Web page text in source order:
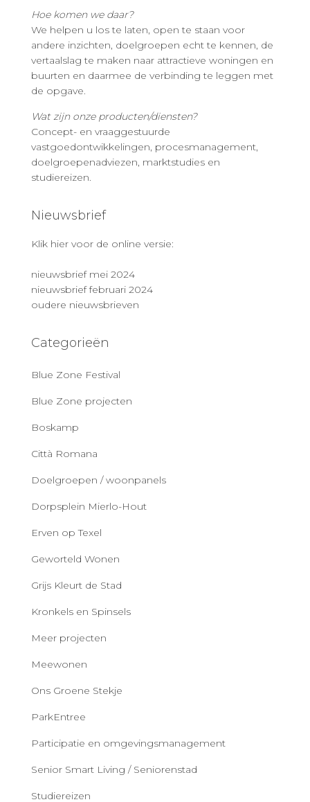
Hoe komen we daar?
We helpen u los te laten, open te staan voor
andere inzichten, doelgroepen echt te kennen, de
vertaalslag te maken naar attractieve woningen en
buurten en daarmee de verbinding te leggen met
de opgave.
Wat zijn onze producten/diensten?
Concept- en vraaggestuurde
vastgoedontwikkelingen, procesmanagement,
doelgroepenadviezen, marktstudies en
studiereizen.
Nieuwsbrief
Klik hier voor de online versie:
nieuwsbrief mei 2024
nieuwsbrief februari 2024
oudere nieuwsbrieven
Categorieën
Blue Zone Festival
Blue Zone projecten
Boskamp
Città Romana
Doelgroepen / woonpanels
Dorpsplein Mierlo-Hout
Erven op Texel
Geworteld Wonen
Grijs Kleurt de Stad
Kronkels en Spinsels
Meer projecten
Meewonen
Ons Groene Stekje
ParkEntree
Participatie en omgevingsmanagement
Senior Smart Living / Seniorenstad
Studiereizen